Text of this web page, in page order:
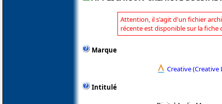
Attention, il s'agit d'un fichier
récente est disponible sur la fiche
Marque
Creative (Creative
Intitulé